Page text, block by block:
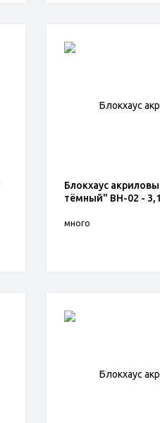
Блокхаус
тёмный" BH-02 -
много